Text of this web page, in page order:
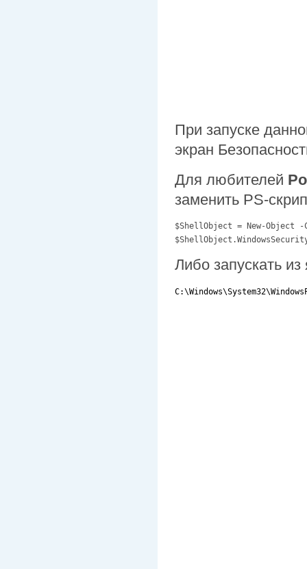
При запуске
экран
Для любителей
заменить PS-
$ShellObject = New-Object
Либо запускать